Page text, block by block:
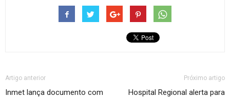
Artigo anterior
Inmet lança documento com
Próximo artigo
Hospital Regional alerta para